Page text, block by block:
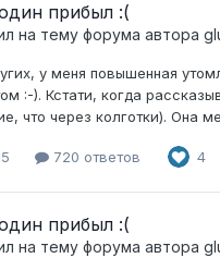
прибыл :(
на тему форума автора
у меня повышенная
:-). Кстати, когда
что через колготки). Она
720 ответов 4
прибыл :(
на тему форума автора